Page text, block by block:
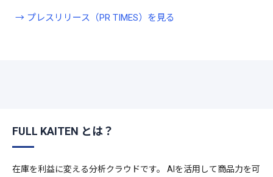
→ プレスリリース（PR TIMES）を見る
FULL KAITEN とは？
在庫を利益に変える分析クラウドです。 AIを活用して商品力を可